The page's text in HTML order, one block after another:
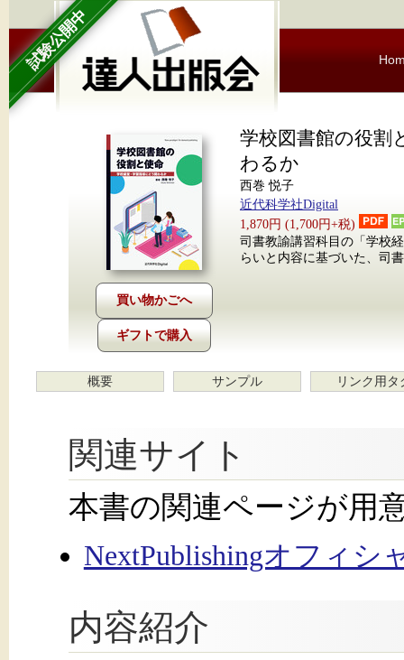
試験公開中
ギフトで購入
学校図書館の役
わるか
西巻 悦子
近代科学社Digital
1,870円 (1,700円+税)
司書教諭講習科目の「学校
らいと内容に基づいた、司
概要 サンプル リンク用タ
関連サイト
本書の関連ページが用
NextPublishingオフィシ
内容紹介